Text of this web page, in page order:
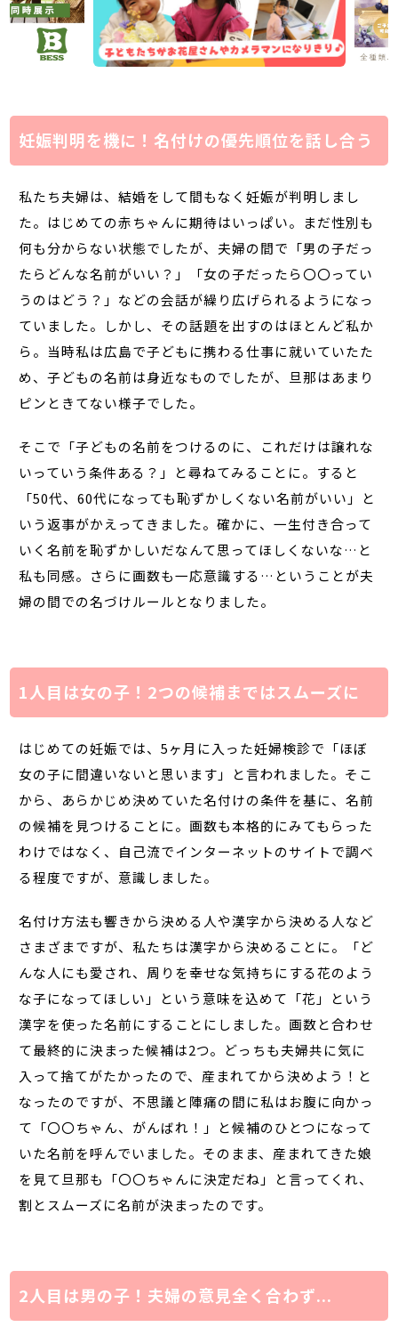
妊娠判明を機に！名付けの優先順位を話し合う
私たち夫婦は、結婚をして間もなく妊娠が判明しまし
た。はじめての赤ちゃんに期待はいっぱい。まだ性別も
何も分からない状態でしたが、夫婦の間で「男の子だっ
たらどんな名前がいい？」「女の子だったら〇〇ってい
うのはどう？」などの会話が繰り広げられるようになっ
ていました。しかし、その話題を出すのはほとんど私か
ら。当時私は広島で子どもに携わる仕事に就いていたた
め、子どもの名前は身近なものでしたが、旦那はあまり
ピンときてない様子でした。
そこで「子どもの名前をつけるのに、これだけは譲れな
いっていう条件ある？」と尋ねてみることに。すると
「50代、60代になっても恥ずかしくない名前がいい」と
いう返事がかえってきました。確かに、一生付き合って
いく名前を恥ずかしいだなんて思ってほしくないな…と
私も同感。さらに画数も一応意識する…ということが夫
婦の間での名づけルールとなりました。
1人目は女の子！2つの候補まではスムーズに
はじめての妊娠では、5ヶ月に入った妊婦検診で「ほぼ
女の子に間違いないと思います」と言われました。そこ
から、あらかじめ決めていた名付けの条件を基に、名前
の候補を見つけることに。画数も本格的にみてもらった
わけではなく、自己流でインターネットのサイトで調べ
る程度ですが、意識しました。
名付け方法も響きから決める人や漢字から決める人など
さまざまですが、私たちは漢字から決めることに。「ど
んな人にも愛され、周りを幸せな気持ちにする花のよう
な子になってほしい」という意味を込めて「花」という
漢字を使った名前にすることにしました。画数と合わせ
て最終的に決まった候補は2つ。どっちも夫婦共に気に
入って捨てがたかったので、産まれてから決めよう！と
なったのですが、不思議と陣痛の間に私はお腹に向かっ
て「〇〇ちゃん、がんばれ！」と候補のひとつになって
いた名前を呼んでいました。そのまま、産まれてきた娘
を見て旦那も「〇〇ちゃんに決定だね」と言ってくれ、
割とスムーズに名前が決まったのです。
2人目は男の子！夫婦の意見全く合わず...